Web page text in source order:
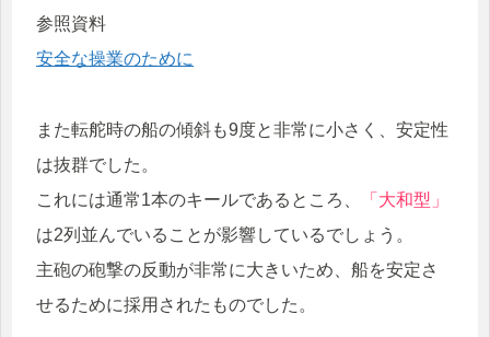
参照資料
安全な操業のために
また転舵時の船の傾斜も9度と非常に小さく、安定性
は抜群でした。
これには通常1本のキールであるところ、
「大和型」
は2列並んでいることが影響しているでしょう。
主砲の砲撃の反動が非常に大きいため、船を安定さ
せるために採用されたものでした。